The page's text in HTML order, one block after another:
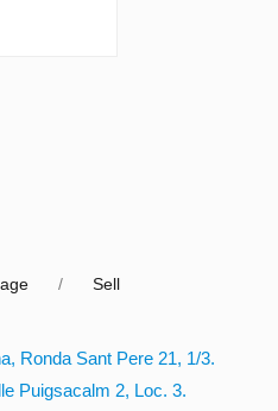
Sell
Ronda Sant Pere 21, 1/3.
Puigsacalm 2, Loc. 3.